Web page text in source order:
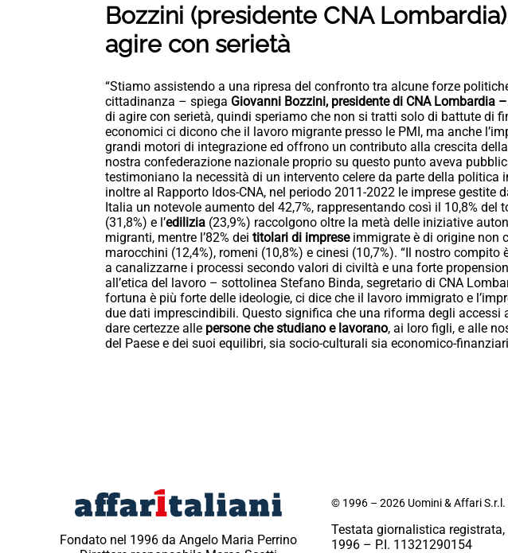
Bozzini (presidente CNA
agire con serietà
“Stiamo assistendo a una ripresa del confronto tra alcune forze
cittadinanza – spiega Giovanni Bozzini, presidente di CNA Lombardia –
di agire con serietà, quindi speriamo che non si tratti solo di battute di
economici ci dicono che il lavoro migrante presso le PMI, ma anche
grandi motori di integrazione ed offrono un contributo alla crescita
nostra confederazione nazionale proprio su questo punto aveva
testimoniano la necessità di un intervento celere da parte della politica
inoltre al Rapporto Idos-CNA, nel periodo 2011-2022 le imprese gestite
Italia un notevole aumento del 42,7%, rappresentando così il 10,8% del
(31,8%) e l’edilizia (23,9%) raccolgono oltre la metà delle iniziative
migranti, mentre l’82% dei titolari di impreseimmigrate è di origine non
marocchini (12,4%), romeni (10,8%) e cinesi (10,7%). “Il nostro compito
a canalizzarne i processi secondo valori di civiltà e una forte
all’etica del lavoro – sottolinea Stefano Binda, segretario di CNA
fortuna è più forte delle ideologie, ci dice che il lavoro immigrato e
due dati imprescindibili. Questo significa che una riforma degli accessi
dare certezze alle persone che studiano e lavorano, ai loro figli, e alle
del Paese e dei suoi equilibri, sia socio-culturali sia economico-
Fondato nel 1996 da Angelo Maria Perrino
© 1996 – 2026 Uomini & Affari
Testata giornalistica registrata,
1996 – P.I. 11321290154